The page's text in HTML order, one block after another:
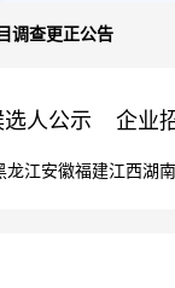
调查更正公告
选人公示 企业
龙江安徽福建江西湖南